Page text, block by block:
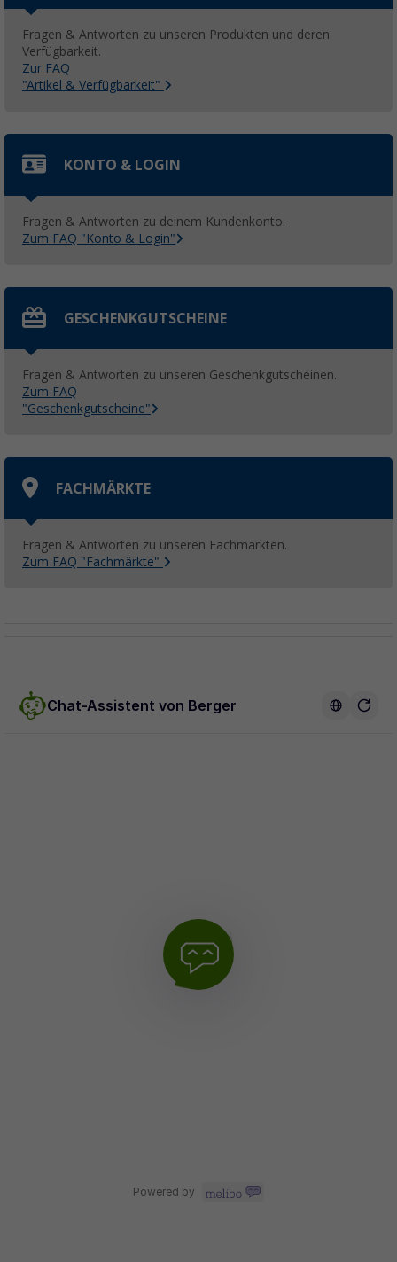
Fragen & Antworten zu unseren Produkten und deren
Verfügbarkeit.
Zur FAQ
"Artikel & Verfügbarkeit"
KONTO & LOGIN
Fragen & Antworten zu deinem Kundenkonto.
Zum FAQ "Konto & Login"
GESCHENKGUTSCHEINE
Fragen & Antworten zu unseren Geschenkgutscheinen.
Zum FAQ
"Geschenkgutscheine"
FACHMÄRKTE
Fragen & Antworten zu unseren Fachmärkten.
Zum FAQ "Fachmärkte"